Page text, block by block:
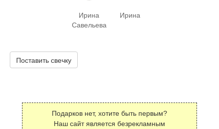
Ирина
Савельева
Ирина
Поставить свечку
Подарков нет, хотите быть первым?
Наш сайт является безрекламным